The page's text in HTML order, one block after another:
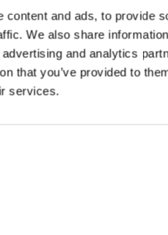
content and ads, to provide
We also share
and analytics
that you’ve provided to
services.